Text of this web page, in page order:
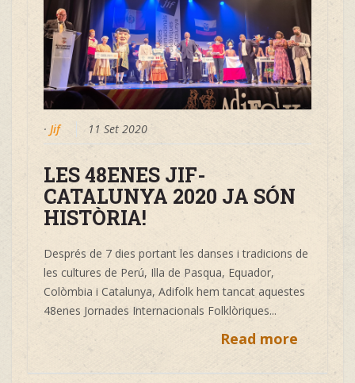
· Jif 11 Set 2020
LES 48ENES JIF-
CATALUNYA 2020 JA SÓN
HISTÒRIA!
Després de 7 dies portant les danses i tradicions de
les cultures de Perú, Illa de Pasqua, Equador,
Colòmbia i Catalunya, Adifolk hem tancat aquestes
48enes Jornades Internacionals Folklòriques...
Read more